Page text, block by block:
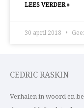
LEES VERDER »
30 april 2018
CEDRIC RASKIN
Verhalen in woord en